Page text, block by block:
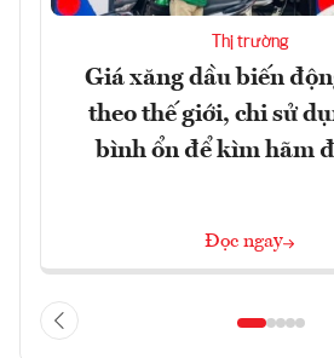
Thị trường
Giá xăng dầu biến
theo thế giới, chi sử
bình ổn để kìm hãm
Đọc ngay